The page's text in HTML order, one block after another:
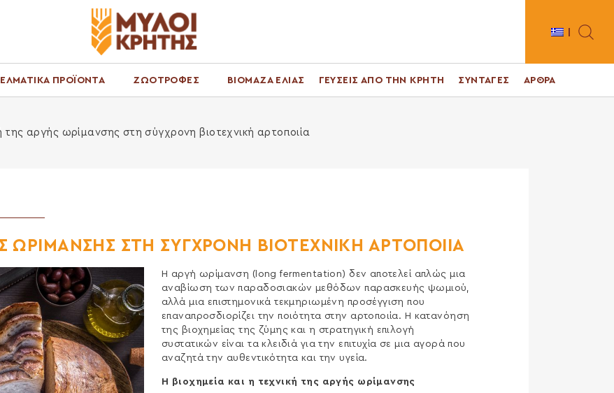
Toggle
ΠΡΟΪΟΝΤΑ ΖΩΟΤΡΟΦΕΣ ΒΙΟΜΑΖΑ ΕΛΙΑΣ ΓΕΥΣΕΙΣ ΑΠΟ ΤΗΝ ΚΡΗΤΗ ΣΥΝΤΑΓΕΣ ΑΡΘΡΑ
της αργής ωρίμανσης στη σύγχρονη βιοτεχνική αρτοποιία
ΩΡΙΜΑΝΣΗΣ ΣΤΗ ΣΥΓΧΡΟΝΗ ΒΙΟΤΕΧΝΙΚΗ ΑΡΤΟΠΟΙΙΑ
Η αργή ωρίμανση (long fermentation) δεν αποτελεί απλώς μια
αναβίωση των παραδοσιακών μεθόδων παρασκευής ψωμιού,
αλλά μια επιστημονικά τεκμηριωμένη προσέγγιση που
επαναπροσδιορίζει την ποιότητα στην αρτοποιία. Η κατανόηση
της βιοχημείας της ζύμης και η στρατηγική επιλογή
συστατικών είναι τα κλειδιά για την επιτυχία σε μια αγορά που
αναζητά την αυθεντικότητα και την υγεία.
Η βιοχημεία και η τεχνική της αργής ωρίμανσης